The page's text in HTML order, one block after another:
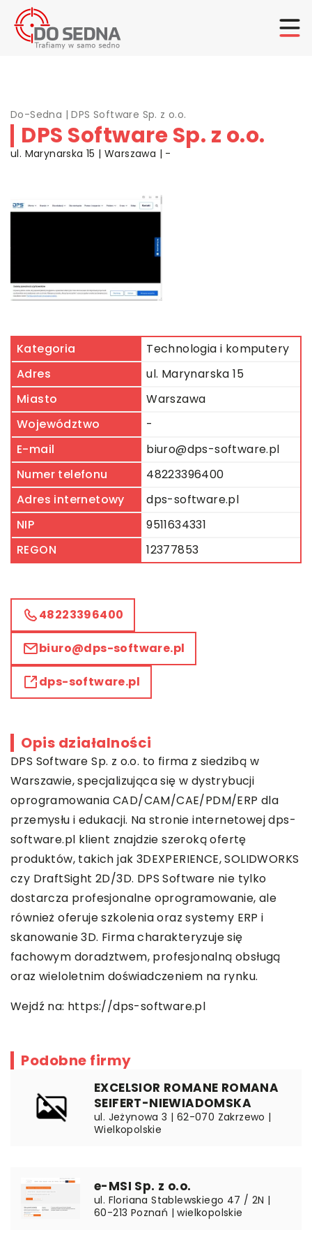
Do-Sedna |DPS Software Sp. z o.o.
DPS Software Sp. z o.o.
ul. Marynarska 15 | Warszawa | -
Kategoria
Technologia i komputery
Adres
ul. Marynarska 15
Miasto
Warszawa
Województwo
-
E-mail
biuro@dps-software.pl
Numer telefonu
48223396400
Adres internetowy
dps-software.pl
NIP
9511634331
REGON
12377853
48223396400
biuro@dps-software.pl
dps-software.pl
Opis działalności
DPS Software Sp. z o.o. to firma z siedzibą w
Warszawie, specjalizująca się w dystrybucji
oprogramowania CAD/CAM/CAE/PDM/ERP dla
przemysłu i edukacji. Na stronie internetowej dps-
software.pl klient znajdzie szeroką ofertę
produktów, takich jak 3DEXPERIENCE, SOLIDWORKS
czy DraftSight 2D/3D. DPS Software nie tylko
dostarcza profesjonalne oprogramowanie, ale
również oferuje szkolenia oraz systemy ERP i
skanowanie 3D. Firma charakteryzuje się
fachowym doradztwem, profesjonalną obsługą
oraz wieloletnim doświadczeniem na rynku.
Wejdź na: https://dps-software.pl
Podobne firmy
EXCELSIOR ROMANE ROMANA
SEIFERT-NIEWIADOMSKA
ul. Jeżynowa 3 | 62-070 Zakrzewo |
Wielkopolskie
e-MSI Sp. z o.o.
ul. Floriana Stablewskiego 47 / 2N |
60-213 Poznań | wielkopolskie